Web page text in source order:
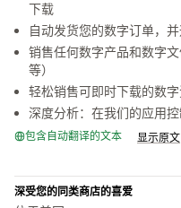
下载
自动发货您的数字订单，
销售任何数字产品和数字
等）
轻松销售可即时下载的数
深度分析：在我们的应用
包含自动翻译的文本 显示原文
深受您的同类商店的喜爱